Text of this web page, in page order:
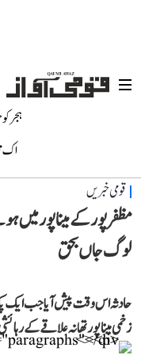
ہجر
اک
قومی خبریں
مظفر پور کے مینا پور
لوگ جاں بحق
حادثہ اس وقت پیش آیا جب ایک
زخمی مینا پور تھانہ علاقے کے